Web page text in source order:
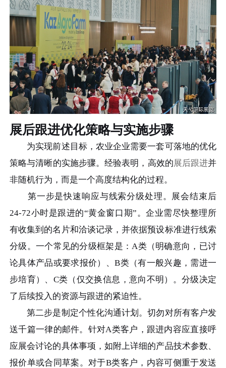
展后跟进优化策略与实施步骤
为实现前述目标，农业企业需要一套可落地的优化
策略与清晰的实施步骤。经验表明，高效的展后跟进并
非随机行为，而是一个高度结构化的过程。
第一步是快速响应与线索分级处理。展会结束后
24-72小时是跟进的“黄金窗口期”。企业需尽快整理所
有收集到的名片和洽谈记录，并依据预设标准进行线索
分级。一个常见的分级框架是：A类（明确意向，已讨
论具体产品或要求报价）、B类（有一般兴趣，需进一
步培育）、C类（仅交换信息，意向不明）。分级决定
了后续投入的资源与跟进的紧迫性。
第二步是制定个性化沟通计划。切勿对所有客户发
送千篇一律的邮件。针对A类客户，跟进内容应直接呼
应展会讨论的具体事项，如附上详细的产品技术参数、
报价单或合同草案。对于B类客户，内容可侧重于发送